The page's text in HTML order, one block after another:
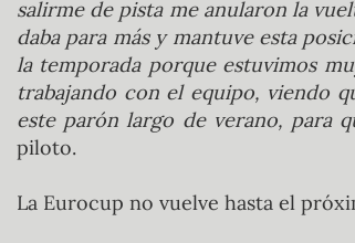
salirme de pista me anularon la
daba para más y mantuve esta
la temporada porque estuvimos
trabajando con el equipo, viendo
este parón largo de verano, para
piloto.
La Eurocup no vuelve hasta el